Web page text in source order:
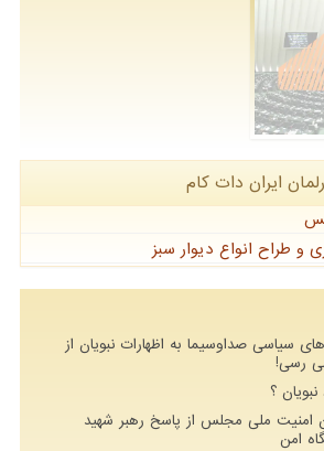
ایران دات كام
و طراح انواع دیوار سبز
سیاسی صداوسیما به اظهارات نبویان از
رسی!
؟
امنیت ملی مجلس از پاسخ رهبر شهید
امن